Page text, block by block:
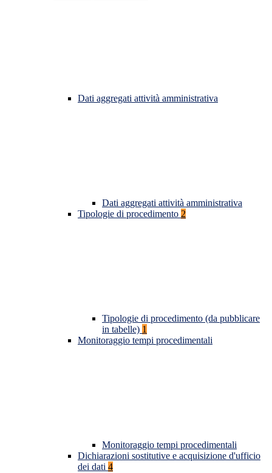
Dati aggregati attività amministrativa
Dati aggregati attività amministrativa
Tipologie di procedimento 2
Tipologie di procedimento (da pubblicare
in tabelle) 1
Monitoraggio tempi procedimentali
Monitoraggio tempi procedimentali
Dichiarazioni sostitutive e acquisizione d'ufficio
dei dati 4